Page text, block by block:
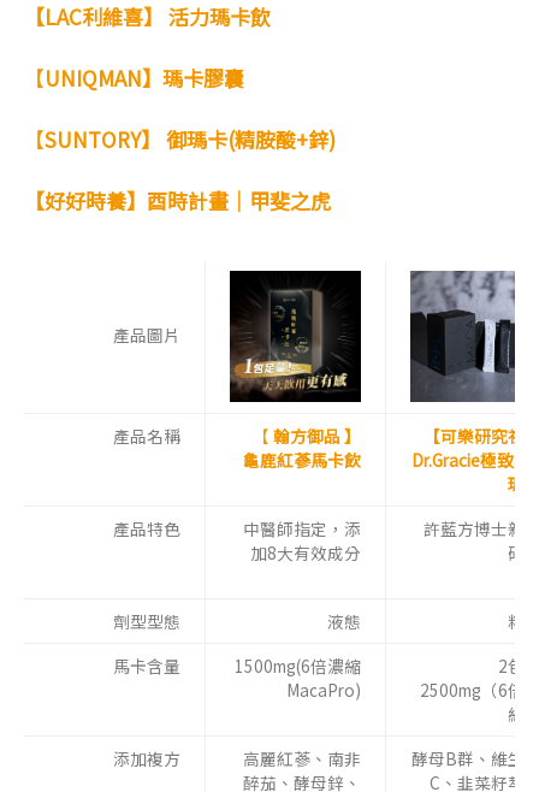
【LAC利維喜】 活力瑪卡飲
【UNIQMAN】瑪卡膠囊
【SUNTORY】 御瑪卡(精胺酸+鋅)
【好好時養】酉時計畫｜甲斐之虎
產品圖片
產品名稱 【 翰方御品 】
龜鹿紅蔘馬卡飲
【可樂研究社
Dr.Gracie極致黑
瑪
產品特色
中醫師指定，添
加8大有效成分
許藍方博士親
研
劑型型態 液態
粉
馬卡含量
1500mg(6倍濃縮
MacaPro)
2包
2500mg（6倍
縮
添加複方
高麗紅蔘、南非
醉茄、酵母鋅、
酵母B群、維生
C、韭菜籽萃